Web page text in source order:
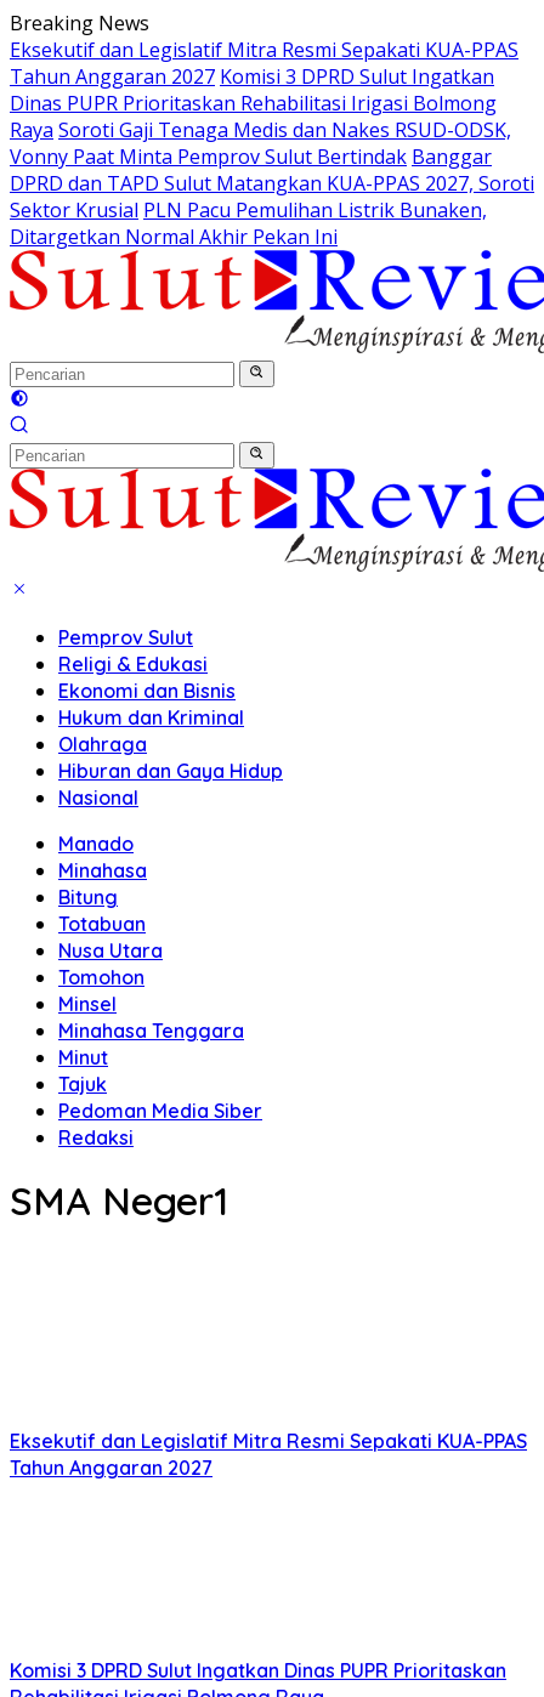
Langsung
ke
konten
Breaking News
Eksekutif dan Legislatif Mitra Resmi Sepakati KUA-PPAS
Tahun Anggaran 2027 Komisi 3 DPRD Sulut Ingatkan
Dinas PUPR Prioritaskan Rehabilitasi Irigasi Bolmong
Raya Soroti Gaji Tenaga Medis dan Nakes RSUD-ODSK,
Vonny Paat Minta Pemprov Sulut Bertindak Banggar
DPRD dan TAPD Sulut Matangkan KUA-PPAS 2027, Soroti
Sektor Krusial PLN Pacu Pemulihan Listrik Bunaken,
Ditargetkan Normal Akhir Pekan Ini
Pemprov Sulut
Religi & Edukasi
Ekonomi dan Bisnis
Hukum dan Kriminal
Olahraga
Hiburan dan Gaya Hidup
Nasional
Manado
Minahasa
Bitung
Totabuan
Nusa Utara
Tomohon
Minsel
Minahasa Tenggara
Minut
Tajuk
Pedoman Media Siber
Redaksi
SMA Neger1
Eksekutif dan Legislatif Mitra Resmi Sepakati KUA-PPAS
Tahun Anggaran 2027
Komisi 3 DPRD Sulut Ingatkan Dinas PUPR Prioritaskan